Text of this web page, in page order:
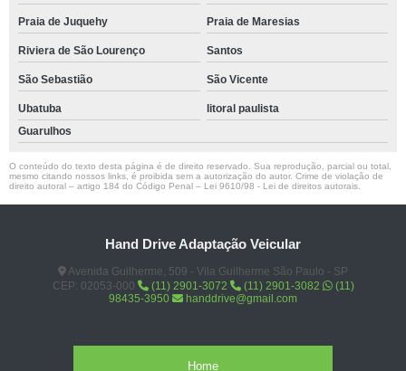
Praia de Juquehy Praia de Maresias
Riviera de São Lourenço Santos
São Sebastião São Vicente
Ubatuba
litoral paulista
Guarulhos
O conteúdo do texto desta página é de direito reservado. Sua reprodução, parcial ou total,
mesmo citando nossos links, é proibida sem a autorização do autor. Crime de violação de
direito autoral – artigo 184 do Código Penal – Lei 9610/98 - Lei de direitos autorais
Hand Drive Adaptação Veicular
Avenida Guilherme, 509 - Vila Guilherme São Paulo - SP
CEP: 02053-000
(11) 2901-3072 (11) 2901-3082
(11)
98435-3950
handdrive@gmail.com
Home